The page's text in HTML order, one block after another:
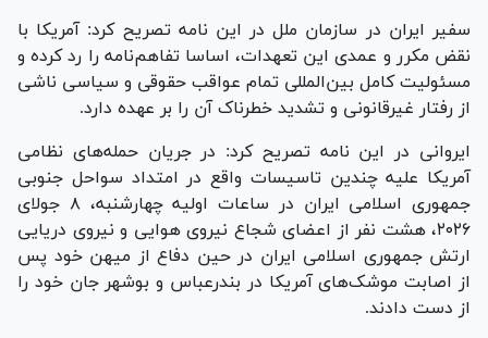
سفیر ایران در سازمان ملل در این نامه تصریح کرد: آمریکا با
نقض مکرر و عمدی این تعهدات، اساسا تفاهم‌نامه را رد کرده و
مسئولیت کامل بین‌المللی تمام عواقب حقوقی و سیاسی ناشی
از رفتار غیرقانونی و تشدید خطرناک آن را بر عهده دارد.
ایروانی در این نامه تصریح کرد: در جریان حمله‌های نظامی
آمریکا علیه چندین تاسیسات واقع در امتداد سواحل جنوبی
جمهوری اسلامی ایران در ساعات اولیه چهارشنبه، ۸ جولای
۲۰۲۶، هشت نفر از اعضای شجاع نیروی هوایی و نیروی دریایی
ارتش جمهوری اسلامی ایران در حین دفاع از میهن خود پس
از اصابت موشک‌های آمریکا در بندرعباس و بوشهر جان خود را
از دست دادند.